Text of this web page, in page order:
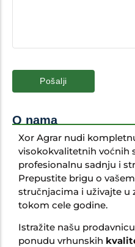
O nama
Xor Agrar nudi
visokokvalitetnih voćnih
profesionalnu sadnju i
Prepustite brigu o
stručnjacima i uživajte u
tokom cele godine.
Istražite našu
ponudu vrhunskih